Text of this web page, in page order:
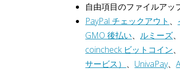
自由項目のファイルアッ
PayPal チェックアウト 、
GMO 後払い、 ルミーズ、
coincheck ビットコイン
サービス） 、 UnivaPay、